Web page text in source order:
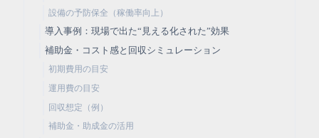
設備の予防保全（稼働率向上）
導入事例：現場で出た“見える化された”効果
補助金・コスト感と回収シミュレーション
初期費用の目安
運用費の目安
回収想定（例）
補助金・助成金の活用